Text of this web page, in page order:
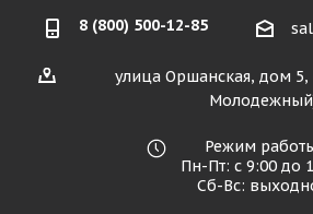
8 (800) 500-12-85
улица Оршанская, дом
Режим
Пн-Пт: с 9:00 до
Сб-Вс: